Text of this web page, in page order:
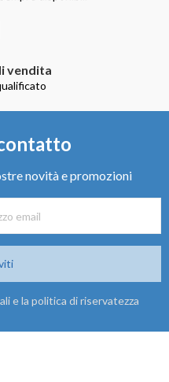
vendita
novità e promozioni
e la politica di riservatezza